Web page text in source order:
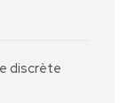
discrète